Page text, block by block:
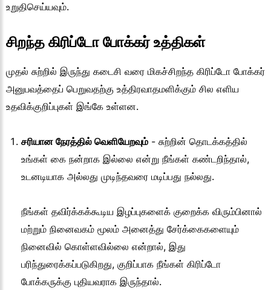
உறுதிசெய்யவும்.
சிறந்த கிரிப்டோ போக்கர் உத்திகள்
முதல் சுற்றில் இருந்து கடைசி வரை மிகச்சிறந்த கிரிப்டோ போக்கர்
அனுபவத்தைப் பெறுவதற்கு உத்திரவாதமளிக்கும் சில எளிய
உதவிக்குறிப்புகள் இங்கே உள்ளன.
சரியான நேரத்தில் வெளியேறவும் - சுற்றின் தொடக்கத்தில்
உங்கள் கை நன்றாக இல்லை என்று நீங்கள் கண்டறிந்தால்,
உடனடியாக அல்லது முடிந்தவரை மடிப்பது நல்லது.
நீங்கள் தவிர்க்கக்கூடிய இழப்புகளைக் குறைக்க விரும்பினால்
மற்றும் நினைவகம் மூலம் அனைத்து சேர்க்கைகளையும்
நினைவில் கொள்ளவில்லை என்றால், இது
பரிந்துரைக்கப்படுகிறது, குறிப்பாக நீங்கள் கிரிப்டோ
போக்கருக்கு புதியவராக இருந்தால்.